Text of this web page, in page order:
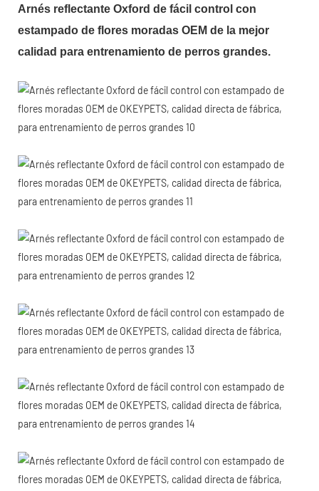
Arnés reflectante Oxford de fácil control con
estampado de flores moradas OEM de la mejor
calidad para entrenamiento de perros grandes.